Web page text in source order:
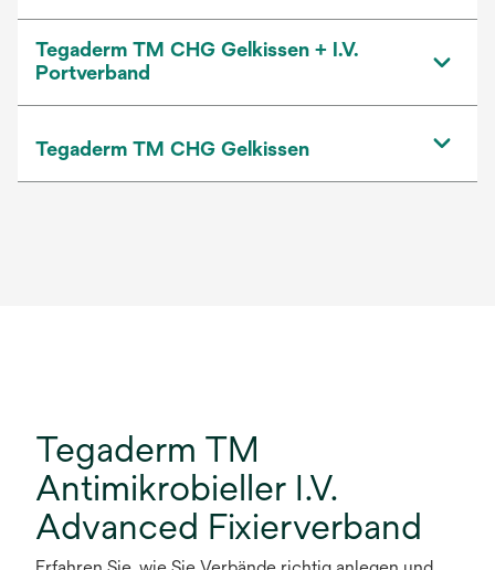
Tegaderm TM CHG Gelkissen + I.V.
Portverband
Tegaderm TM CHG Gelkissen
Tegaderm TM
Antimikrobieller I.V.
Advanced Fixierverband